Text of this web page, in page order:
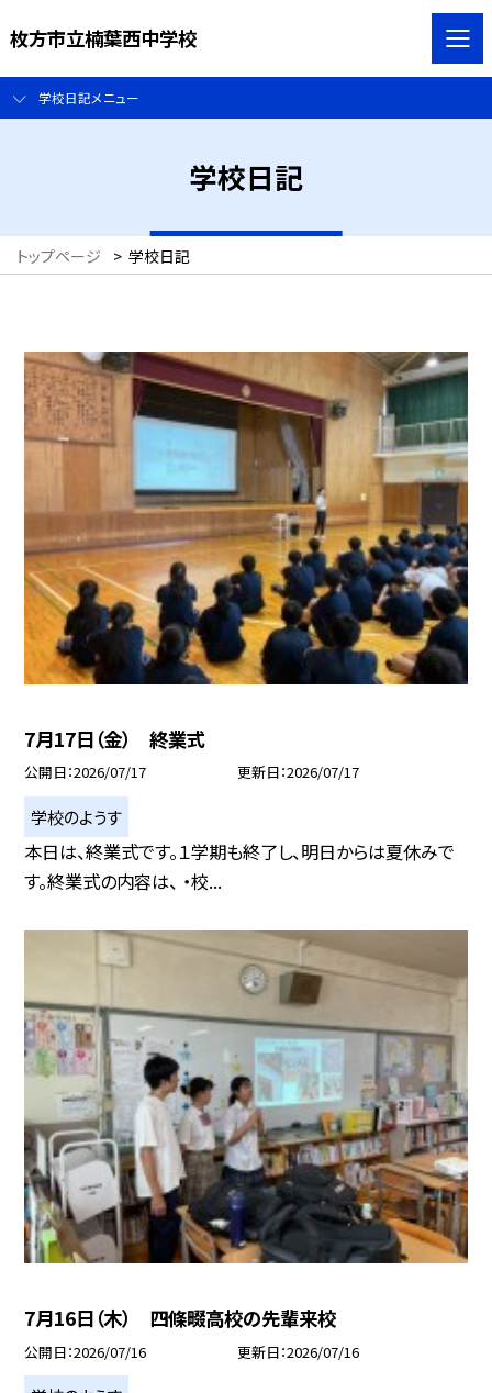
枚方市立楠葉西中学校
学校日記メニュー
学校日記
トップページ > 学校日記
7月17日（金） 終業式
公開日 2026/07/17 更新日 2026/07/17
学校のようす
本日は、終業式です。１学期も終了し、明日からは夏休みで
す。終業式の内容は、 ・校...
7月16日（木） 四條畷高校の先輩来校
公開日 2026/07/16 更新日 2026/07/16